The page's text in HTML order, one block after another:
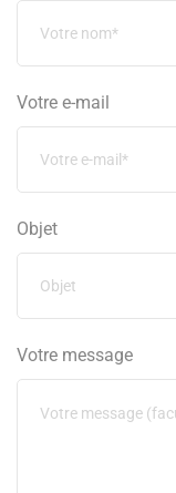
Votre e-mail
Objet
Votre message